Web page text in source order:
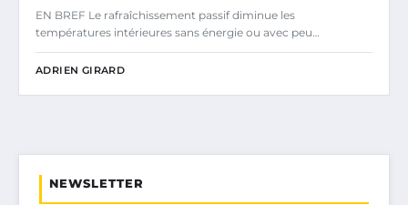
EN BREF Le rafraîchissement passif diminue les
températures intérieures sans énergie ou avec peu…
ADRIEN GIRARD
NEWSLETTER